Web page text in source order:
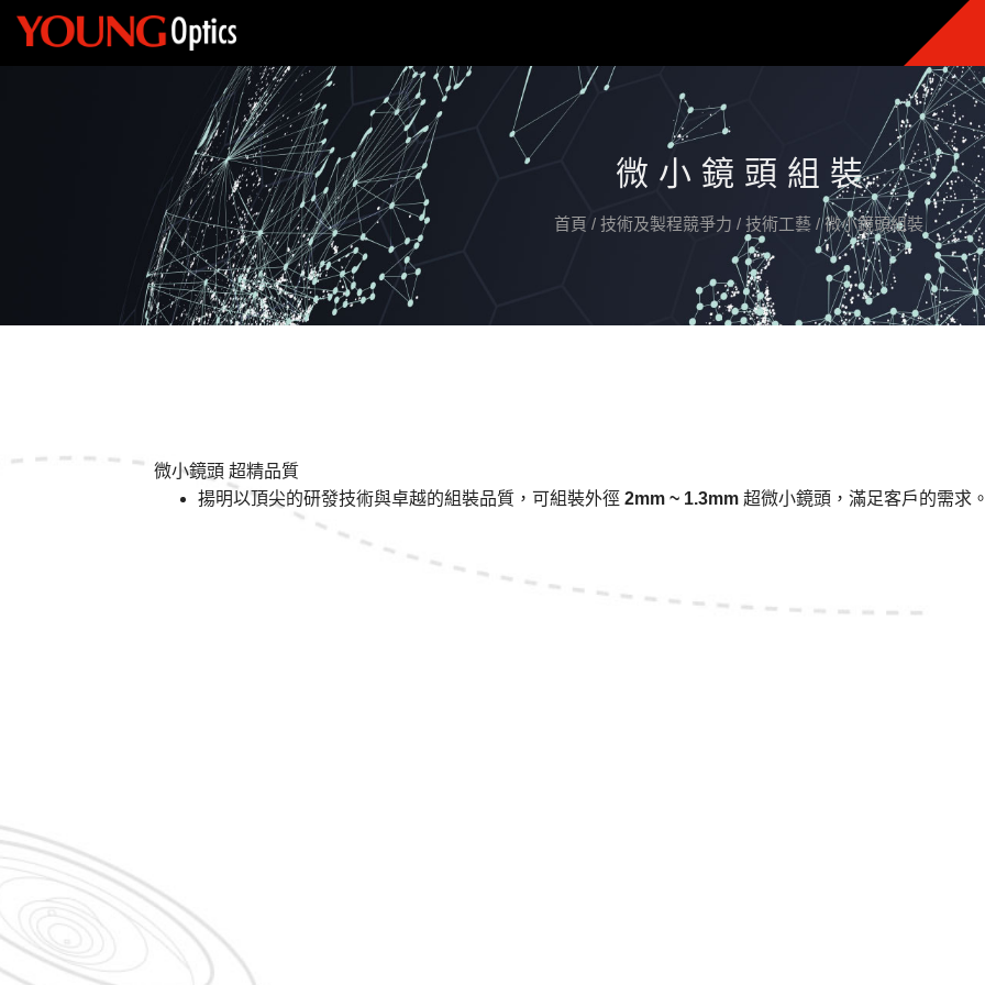
微小鏡頭組裝
首頁 / 技術及製程競爭力 / 技術工藝 / 微小鏡頭組裝
微小鏡頭 超精品質
揚明以頂尖的研發技術與卓越的組裝品質，可組裝外徑 2mm ~ 1.3mm 超微小鏡頭，滿足客戶的需求